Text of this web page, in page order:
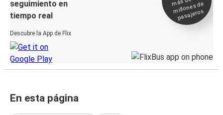
seguimiento en
tiempo real
Descubre la App de Flix
millones de
pasajeros
En esta página